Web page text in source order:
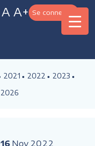
A A+ Se connecter
2021 2022
2023
2026
16 Nov 2022